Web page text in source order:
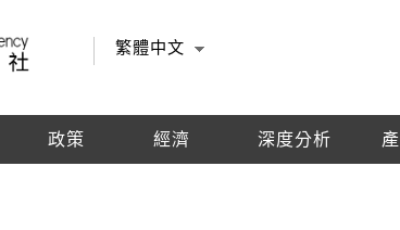
繁體中文
政策 經濟 深度分析